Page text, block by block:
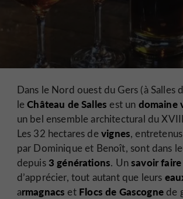
Dans le Nord ouest du Gers (à Salles
leChâteau de Salles est un domaine
un bel ensemble architectural du
Les 32 hectares devignes,
par Dominique et Benoît, sont dans
depuis 3 générations. Unsavoir faire
d’apprécier, tout autant que leurs
armagnacs et Flocs de Gascognede